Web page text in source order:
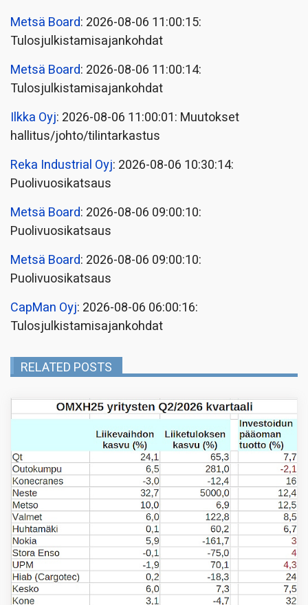
Metsä Board: 2026-08-06 11:00:15:
Tulosjulkistamisajankohdat
Metsä Board: 2026-08-06 11:00:14:
Tulosjulkistamisajankohdat
Ilkka Oyj: 2026-08-06 11:00:01: Muutokset
hallitus/johto/tilintarkastus
Reka Industrial Oyj: 2026-08-06 10:30:14:
Puolivuosikatsaus
Metsä Board: 2026-08-06 09:00:10:
Puolivuosikatsaus
Metsä Board: 2026-08-06 09:00:10:
Puolivuosikatsaus
CapMan Oyj: 2026-08-06 06:00:16:
Tulosjulkistamisajankohdat
RELATED POSTS